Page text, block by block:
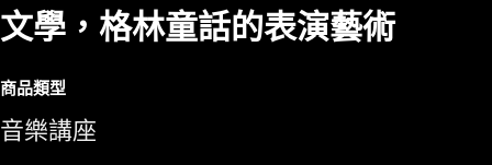
文學，格林童話的表演藝術
商品類型
音樂講座